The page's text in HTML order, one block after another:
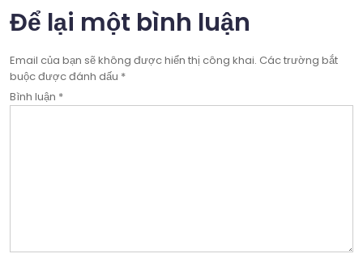
viết
Để lại một bình luận
Email của bạn sẽ không được hiển thị công khai. Các trường bắt
buộc được đánh dấu *
Bình luận *